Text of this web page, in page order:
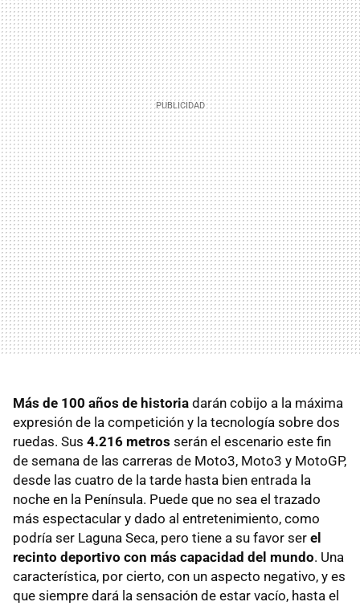
Más de 100 años de historia darán cobijo a la máxima
expresión de la competición y la tecnología sobre dos
ruedas. Sus 4.216 metros serán el escenario este fin
de semana de las carreras de Moto3, Moto3 y MotoGP,
desde las cuatro de la tarde hasta bien entrada la
noche en la Península. Puede que no sea el trazado
más espectacular y dado al entretenimiento, como
podría ser Laguna Seca, pero tiene a su favor ser el
recinto deportivo con más capacidad del mundo. Una
característica, por cierto, con un aspecto negativo, y es
que siempre dará la sensación de estar vacío, hasta el